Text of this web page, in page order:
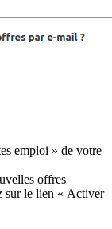
emploi » de votre
offres
sur le lien « Activer